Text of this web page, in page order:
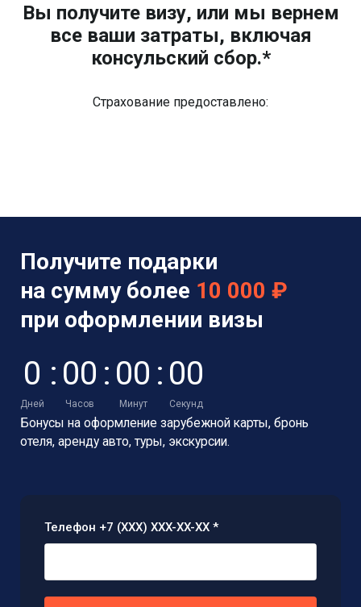
Вы получите визу, или мы вернем
все ваши затраты, включая
консульский сбор.*
Страхование предоставлено:
Получите подарки
на сумму более 10 000 ₽
при оформлении визы
0
Дней
: 00
Часов
: 00
Минут
: 00
Секунд
Бонусы на оформление зарубежной карты, бронь
отеля, аренду авто, туры, экскурсии.
Телефон +7 (XXX) XXX-XX-XX *